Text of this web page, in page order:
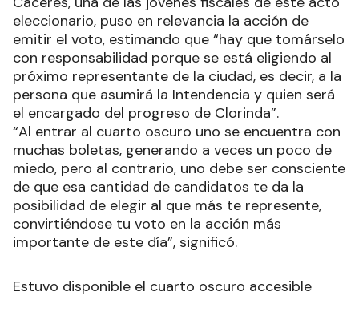
eleccionario, puso en relevancia la acción de
emitir el voto, estimando que “hay que tomárselo
con responsabilidad porque se está eligiendo al
próximo representante de la ciudad, es decir, a la
persona que asumirá la Intendencia y quien será
el encargado del progreso de Clorinda”.
“Al entrar al cuarto oscuro uno se encuentra con
muchas boletas, generando a veces un poco de
miedo, pero al contrario, uno debe ser consciente
de que esa cantidad de candidatos te da la
posibilidad de elegir al que más te represente,
convirtiéndose tu voto en la acción más
importante de este día”, significó.
Estuvo disponible el cuarto oscuro accesible